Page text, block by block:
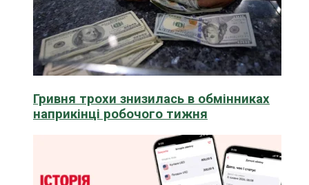
Гривня трохи знизилась в обмінниках
наприкінці робочого тижня